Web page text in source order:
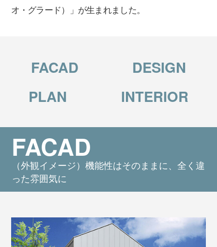
オ・グラード）」が生まれました。
FACAD
DESIGN
PLAN
INTERIOR
FACAD
（外観イメージ）機能性はそのままに、全く違
った雰囲気に